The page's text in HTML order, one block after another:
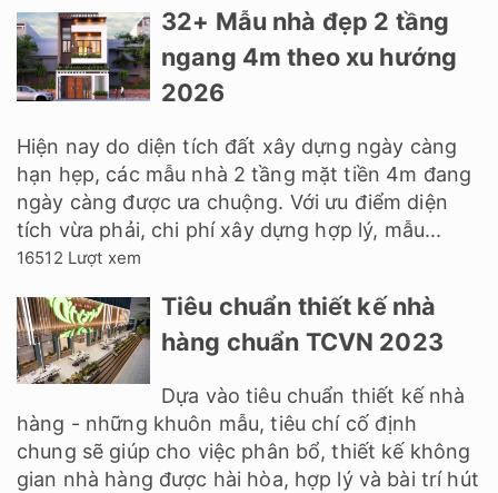
32+ Mẫu nhà đẹp 2 tầng
ngang 4m theo xu hướng
2026
Hiện nay do diện tích đất xây dựng ngày càng
hạn hẹp, các mẫu nhà 2 tầng mặt tiền 4m đang
ngày càng được ưa chuộng. Với ưu điểm diện
tích vừa phải, chi phí xây dựng hợp lý, mẫu...
16512 Lượt xem
Tiêu chuẩn thiết kế nhà
hàng chuẩn TCVN 2023
Dựa vào tiêu chuẩn thiết kế nhà
hàng - những khuôn mẫu, tiêu chí cố định
chung sẽ giúp cho việc phân bổ, thiết kế không
gian nhà hàng được hài hòa, hợp lý và bài trí hút